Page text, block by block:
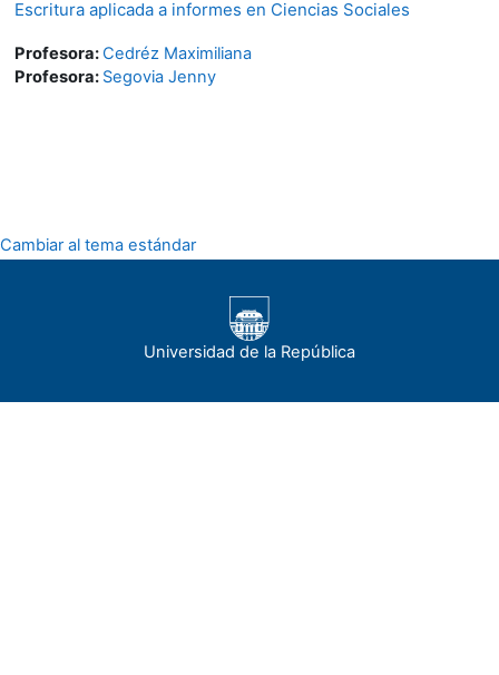
Escritura aplicada a informes en Ciencias Sociales
Profesora:Cedréz Maximiliana
Profesora: Segovia Jenny
Cambiar al tema estándar
Universidad de la República